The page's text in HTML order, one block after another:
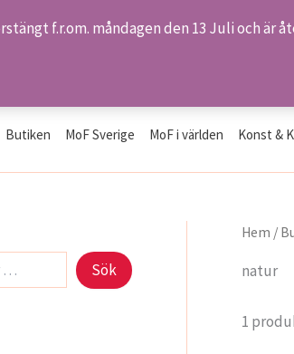
f.r.om. måndagen den 13 Juli och
Butiken MoF Sverige MoF i världen Konst &
Sök
Hem /
natur
1